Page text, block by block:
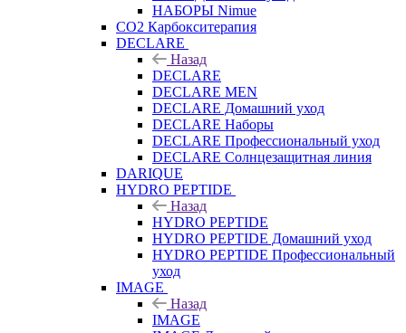
НАБОРЫ Nimue
CO2 Карбокситерапия
DECLARE
Назад
DECLARE
DECLARE MEN
DECLARE Домашний уход
DECLARE Наборы
DECLARE Профессиональный уход
DECLARE Солнцезащитная линия
DARIQUE
HYDRO PEPTIDE
Назад
HYDRO PEPTIDE
HYDRO PEPTIDE Домашний уход
HYDRO PEPTIDE Профессиональный
уход
IMAGE
Назад
IMAGE